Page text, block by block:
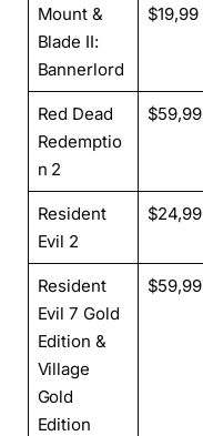
Mount &
Blade II:
Bannerlord
$19,99
Red Dead
Redemptio
n 2
$59,99
Resident
Evil 2
$24,99
Resident
Evil 7 Gold
Edition &
Village
Gold
Edition
$59,99